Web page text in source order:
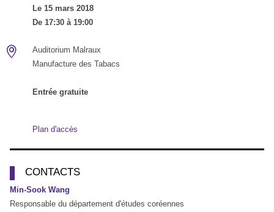
Le 15 mars 2018
De 17:30 à 19:00
Auditorium Malraux
Manufacture des Tabacs
Entrée gratuite
Plan d'accès
CONTACTS
Min-Sook Wang
Responsable du département d'études coréennes